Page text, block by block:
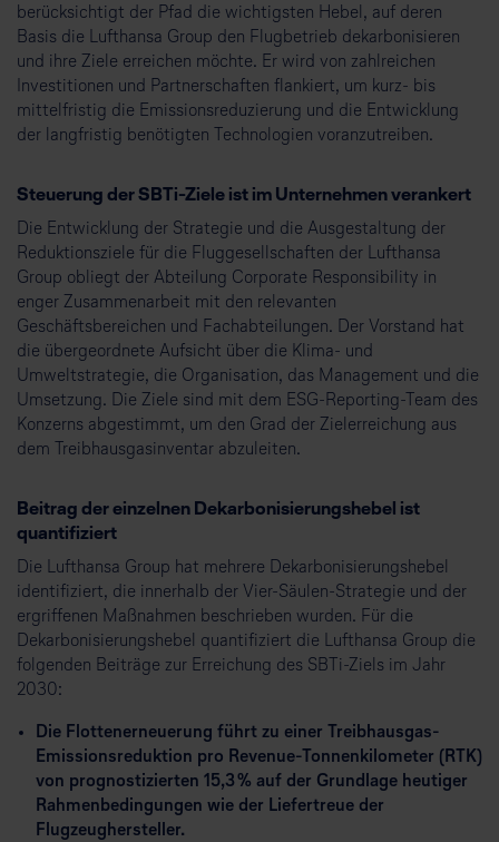
berücksichtigt der Pfad die wichtigsten Hebel, auf deren
Basis die Lufthansa Group den Flugbetrieb dekarbonisieren
und ihre Ziele erreichen möchte. Er wird von zahlreichen
Investitionen und Partnerschaften flankiert, um kurz- bis
mittelfristig die Emissionsreduzierung und die Entwicklung
der langfristig benötigten Technologien voranzutreiben.
Steuerung der SBTi-Ziele ist im Unternehmen verankert
Die Entwicklung der Strategie und die Ausgestaltung der
Reduktionsziele für die Fluggesellschaften der Lufthansa
Group obliegt der Abteilung Corporate Responsibility in
enger Zusammenarbeit mit den relevanten
Geschäftsbereichen und Fachabteilungen. Der Vorstand hat
die übergeordnete Aufsicht über die Klima- und
Umweltstrategie, die Organisation, das Management und die
Umsetzung. Die Ziele sind mit dem ESG-Reporting-Team des
Konzerns abgestimmt, um den Grad der Zielerreichung aus
dem Treibhausgasinventar abzuleiten.
Beitrag der einzelnen Dekarbonisierungshebel ist
quantifiziert
Die Lufthansa Group hat mehrere Dekarbonisierungshebel
identifiziert, die innerhalb der Vier-Säulen-Strategie und der
ergriffenen Maßnahmen beschrieben wurden. Für die
Dekarbonisierungshebel quantifiziert die Lufthansa Group die
folgenden Beiträge zur Erreichung des SBTi-Ziels im Jahr
2030:
Die Flottenerneuerung führt zu einer Treibhausgas-
Emissionsreduktion pro Revenue-Tonnenkilometer (RTK)
von prognostizierten 15,3 % auf der Grundlage heutiger
Rahmenbedingungen wie der Liefertreue der
Flugzeughersteller.